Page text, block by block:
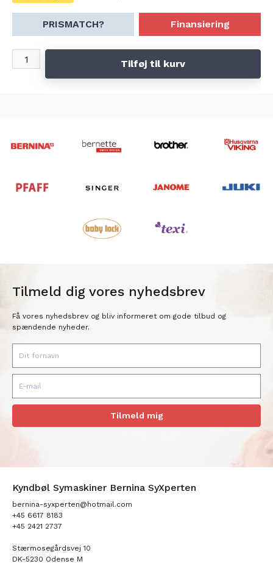
PRISMATCH? Finansiering
Tilføj til kurv
Tilmeld dig vores nyhedsbrev
Få vores nyhedsbrev og bliv informeret om gode tilbud og
spændende nyheder.
Tilmeld mig
Kyndbøl Symaskiner Bernina SyXperten
bernina-syxperten@hotmail.com
+45 6617 8183
+45 2421 2737
Stærmosegårdsvej 10
DK-5230 Odense M